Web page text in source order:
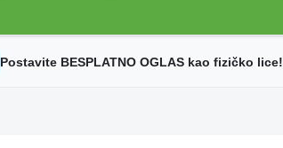
Postavite BESPLATNO OGLAS kao fizičko lice!